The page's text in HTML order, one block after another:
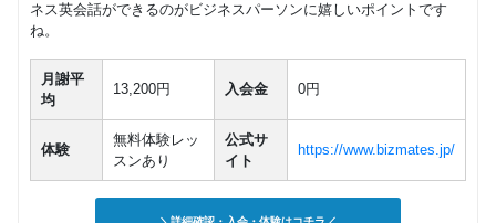
ネス英会話ができるのがビジネスパーソンに嬉しいポイントです
ね。
月謝平
均
13,200円 入会金 0円
体験
無料体験レッ
スンあり
公式サ
イト
https://www.bizmates.jp/